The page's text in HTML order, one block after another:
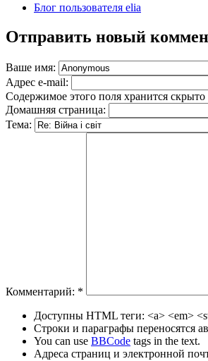
Блог пользователя elia
Отправить новый
Ваше имя:
Адрес e-mail:
Содержимое этого поля хранится
Домашняя страница:
Тема:
Комментарий: *
Доступны HTML теги: <a> <em>
Строки и параграфы переносятся
You can use BBCode tags in the text.
Адреса страниц и электронной